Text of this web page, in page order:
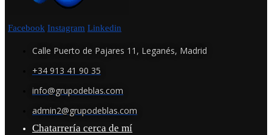
Facebook Instagram Linkedin
Calle Puerto de Pajares 11, Leganés, Madrid
+34 913 41 90 35
info@grupodeblas.com
admin2@grupodeblas.com
Chatarrería cerca de mí